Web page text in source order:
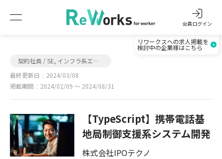
会員ログイン
リワークスへの求人掲載を
検討中の企業様はこちら
契約社員 / SE, インフラ系エンジニア
最終更新日
2024/03/08
掲載期間
2024/02/09 〜 2024/08/31
【TypeScript】携帯電話基
地局制御支援系システム開発
株式会社IPOテクノ